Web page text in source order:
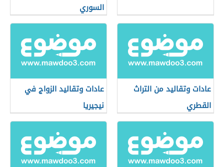
السوري
عادات وتقاليد من التراث
القطري
عادات وتقاليد الزواج في
نيجيريا